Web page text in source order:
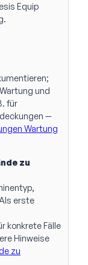
Equip
und
für
—
Wartung
zu
erste
konkrete Fälle
Hinweise
zu